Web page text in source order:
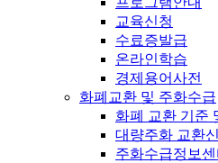
교육신청
수료증발급
온라인학습
경제용어사전
화폐교환 및 주화수급
화폐 교환 기준
대량주화 교환
주화수급정보센